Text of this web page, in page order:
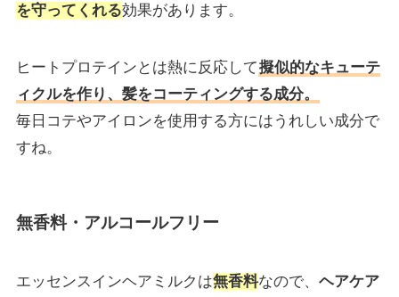
を守ってくれる効果があります。
ヒートプロテインとは熱に反応して擬似的なキューテ
ィクルを作り、髪をコーティングする成分。
毎日コテやアイロンを使用する方にはうれしい成分で
すね。
無香料・アルコールフリー
エッセンスインヘアミルクは無香料なので、 ヘアケア